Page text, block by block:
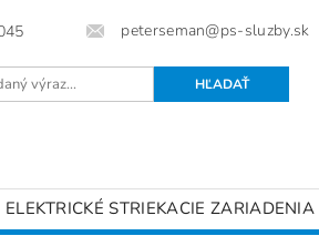
peterseman@ps-sluzby.sk
ELEKTRICKÉ STRIEKACIE ZARIADENIA